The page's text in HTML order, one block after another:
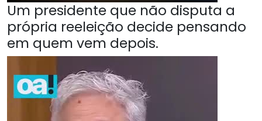
Um presidente que não disputa a
própria reeleição decide pensando
em quem vem depois.